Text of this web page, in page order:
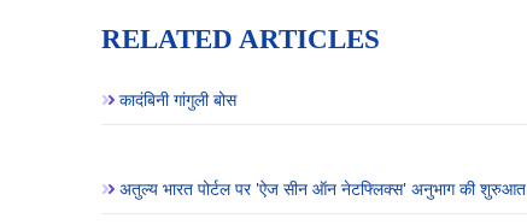
RELATED ARTICLES
कादंबिनी गांगुली बोस
अतुल्य भारत पोर्टल पर 'ऐज सीन ऑन नेटफ्लिक्स' अनुभाग की शुरुआत